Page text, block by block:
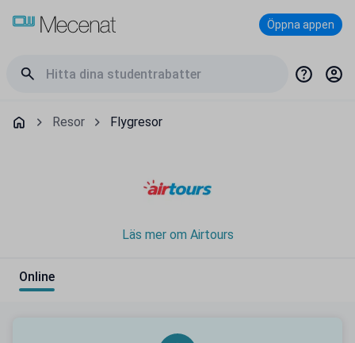
Öppna appen
Resor Flygresor
Läs mer om Airtours
Online